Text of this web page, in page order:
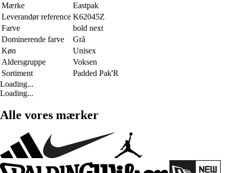
Mærke
Eastpak
Leverandør reference K62045Z
Farve
bold next
Dominerende farve
Grå
Køn
Unisex
Aldersgruppe
Voksen
Sortiment
Padded Pak'R
Loading...
Loading...
Alle vores mærker